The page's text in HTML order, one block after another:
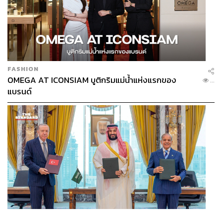
FASHION
OMEGA AT ICONSIAM บูติกริมแม่น้ำแห่งแรกของ
แบรนด์
...